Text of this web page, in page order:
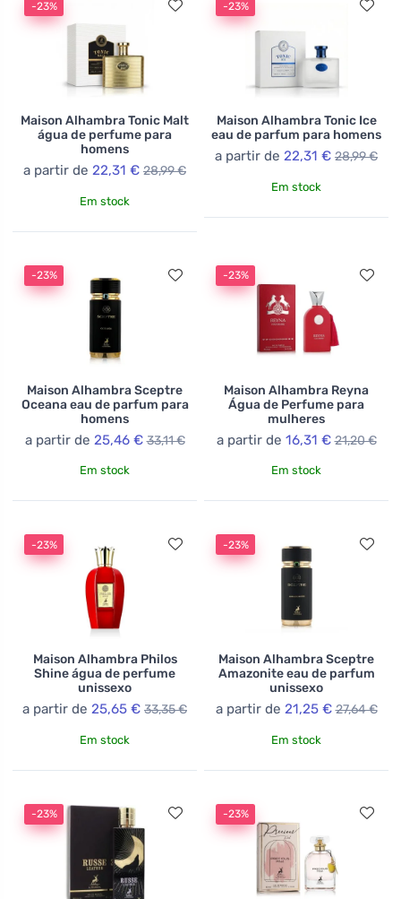
-23%
Maison Alhambra Tonic Malt
água de perfume para
homens
a partir de 22,31 € 28,99 €
Em stock
-23%
Maison Alhambra Tonic Ice
eau de parfum para homens
a partir de 22,31 € 28,99 €
Em stock
-23%
Maison Alhambra Sceptre
Oceana eau de parfum para
homens
a partir de 25,46 € 33,11 €
Em stock
-23%
Maison Alhambra Reyna
Água de Perfume para
mulheres
a partir de 16,31 € 21,20 €
Em stock
-23%
Maison Alhambra Philos
Shine água de perfume
unissexo
a partir de 25,65 € 33,35 €
Em stock
-23%
Maison Alhambra Sceptre
Amazonite eau de parfum
unissexo
a partir de 21,25 € 27,64 €
Em stock
-23% -23%